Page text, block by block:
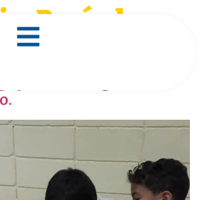
Período
fazem parte do